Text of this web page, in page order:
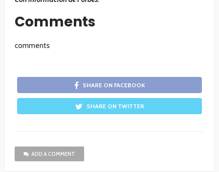
Comments
comments
SHARE ON FACEBOOK
SHARE ON TWITTER
ADD A COMMENT